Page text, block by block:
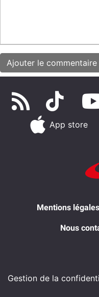
App store
Mentions légales
Nous
Gestion de la